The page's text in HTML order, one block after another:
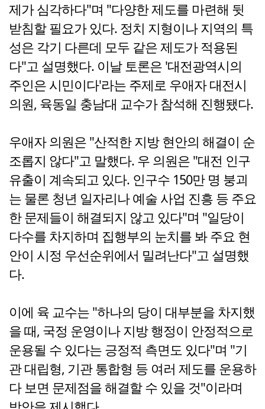
제가 심각하다"며 "다양한 제도를 마련해 뒷
받침할 필요가 있다. 정치 지형이나 지역의 특
성은 각기 다른데 모두 같은 제도가 적용된
다"고 설명했다. 이날 토론은 '대전광역시의
주인은 시민이다'라는 주제로 우애자 대전시
의원, 육동일 충남대 교수가 참석해 진행됐다.
우애자 의원은 "산적한 지방 현안의 해결이 순
조롭지 않다"고 말했다. 우 의원은 "대전 인구
유출이 계속되고 있다. 인구수 150만 명 붕괴
는 물론 청년 일자리나 예술 사업 진흥 등 주요
한 문제들이 해결되지 않고 있다"며 "일당이
다수를 차지하며 집행부의 눈치를 봐 주요 현
안이 시정 우선순위에서 밀려난다"고 설명했
다.
이에 육 교수는 "하나의 당이 대부분을 차지했
을 때, 국정 운영이나 지방 행정이 안정적으로
운용될 수 있다는 긍정적 측면도 있다"며 "기
관 대립형, 기관 통합형 등 여러 제도를 운용하
다 보면 문제점을 해결할 수 있을 것"이라며